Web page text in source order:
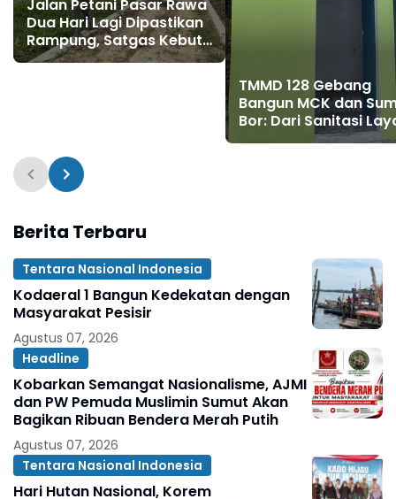
Jalan Petani Pasar Rawa
Dua Hari Lagi Dipastikan
Rampung, Satgas Kebut
Pelebaran Jalan
TMMD 128 Gebang
Bangun MCK dan
Bor: Dari Sanitasi
Harapan Baru Warga
Berita Terbaru
Tentara Nasional Indonesia
Kodaeral 1 Bangun Kedekatan dengan
Masyarakat Pesisir ‎
Agustus 07, 2026
Headline
Kobarkan Semangat Nasionalisme, AJMI
dan PW Pemuda Muslimin Sumut Akan
Bagikan Ribuan Bendera Merah Putih
Agustus 07, 2026
Tentara Nasional Indonesia
Hari Hutan Nasional, Korem